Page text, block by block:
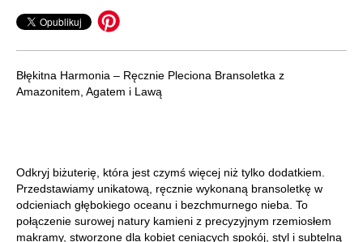
Błękitna Harmonia – Ręcznie Pleciona Bransoletka z
Amazonitem, Agatem i Lawą
Odkryj biżuterię, która jest czymś więcej niż tylko dodatkiem.
Przedstawiamy unikatową, ręcznie wykonaną bransoletkę w
odcieniach głębokiego oceanu i bezchmurnego nieba. To
połączenie surowej natury kamieni z precyzyjnym rzemiosłem
makramy, stworzone dla kobiet ceniących spokój, styl i subtelną